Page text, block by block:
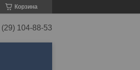
Корзина
(29) 104-88-53